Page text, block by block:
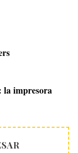
la impresora